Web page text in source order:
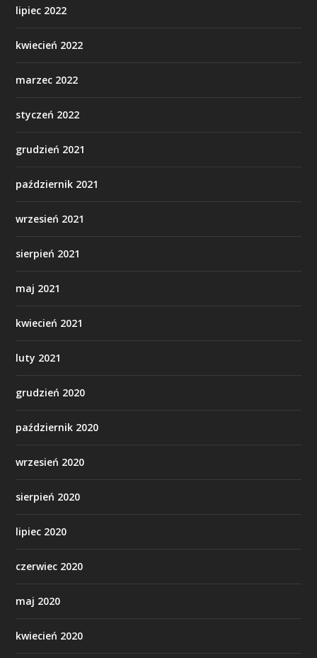
lipiec 2022
kwiecień 2022
marzec 2022
styczeń 2022
grudzień 2021
październik 2021
wrzesień 2021
sierpień 2021
maj 2021
kwiecień 2021
luty 2021
grudzień 2020
październik 2020
wrzesień 2020
sierpień 2020
lipiec 2020
czerwiec 2020
maj 2020
kwiecień 2020